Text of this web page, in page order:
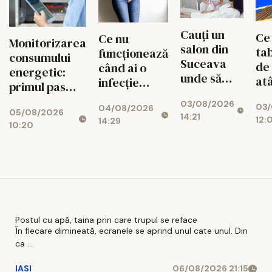
Monitorizarea
consumului
energetic:
primul pas
reducerea
costurilor
05/08/2026
10:20
Ce nu
funcționează
când ai o
infecție
recurentă și
ce poate
04/08/2026
14:29
Cauți un
salon din
Suceava
unde să
definitivă?
Află despre
03/08/2026
14:21
Postul cu apă, taina prin care trupul se reface
În fiecare dimineată, ecranele se aprind unul cate unul. Din
ca ...
IASI 06/08/2026 21:15